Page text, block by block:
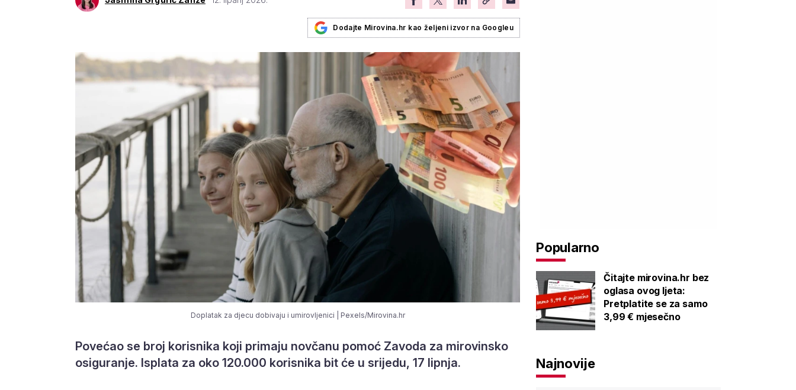
Dodajte Mirovina.hr kao željeni izvor na Googleu
Doplatak za djecu dobivaju i umirovljenici | Pexels/Mirovina.hr
Povećao se broj korisnika koji primaju novčanu pomoć Zavoda za mirovinsko
osiguranje. Isplata za oko 120.000 korisnika bit će u srijedu, 17 lipnja.
Popularno
Čitajte mirovina.hr bez
oglasa ovog ljeta:
Pretplatite se za samo
3,99 € mjesečno
Najnovije